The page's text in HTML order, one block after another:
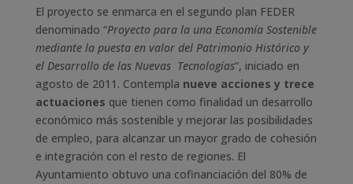
El proyecto se enmarca en el segundo plan FEDER
denominado “Proyecto para la una Economía Sostenible
mediante la puesta en valor del Patrimonio Histórico y
el Desarrollo de las Nuevas Tecnologías”, iniciado en
agosto de 2011. Contempla nueve acciones y trece
actuaciones que tienen como finalidad un desarrollo
económico más sostenible y mejorar las posibilidades
de empleo, para alcanzar un mayor grado de cohesión
e integración con el resto de regiones. El
Ayuntamiento obtuvo una cofinanciación del 80% de